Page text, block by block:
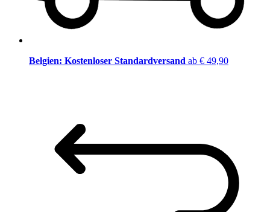
Belgien: Kostenloser Standardversand ab € 49,90